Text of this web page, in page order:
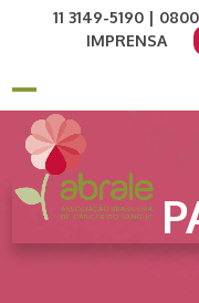
11 3149-5190 |
IMPRENSA
Open
mobile
menu
Close
mobile
menu